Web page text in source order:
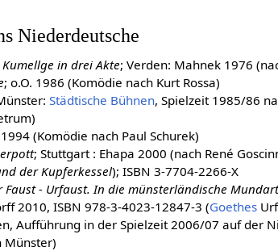
Niederdeutsche
Kumellge in drei Akte; Verden: Mahnek 1976
; o.O. 1986 (Komödie nach Kurt Rossa)
Städtische Bühnen, Spielzeit 1985/86
(Komödie nach Paul Schurek)
; Stuttgart : Ehapa 2000 (nach René
der Kupferkessel); ISBN 3-7704-2266-X
Faust - Urfaust. In die münsterländische
2010, ISBN 978-3-4023-12847-3 (Goethes
Aufführung in der Spielzeit 2006/07 auf der
Münster)